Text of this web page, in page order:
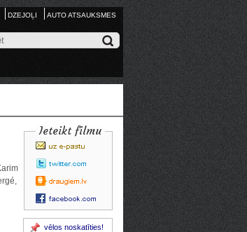
DZEJOĻI AUTO ATSAUKSMES
Ieteikt filmu
vēlos noskatīties!